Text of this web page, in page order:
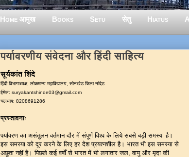
Home आमुख Books Setu सेतु Hiatus
पर्यावरणीय संवेदना और हिंदी साहित्य
सूर्यकांत शिंदे
हिंदी विभागाध्यक्ष, लोकमान्य महाविद्यालय, सोनखेड जिला नांदेड
ईमेल: suryakantshinde03@gmail.com
चलभाष: 8208691286
प्रस्तावनाः
पर्यावरण का असंतुलन वर्तमान दौर में संपूर्ण विश्व के लिये सबसे बड़ी समस्या है।
इस समस्या को दूर करने के लिए हर देश प्रयत्नशील है। भारत भी इस समस्या से
अछूता नहीं है। पिछले कई वर्षों से भारत में भी लगातार जल, वायु और मृदा की